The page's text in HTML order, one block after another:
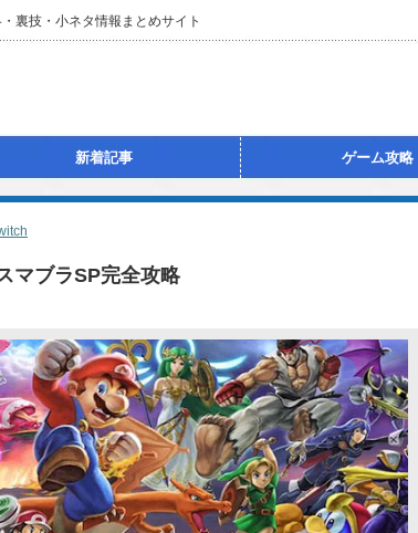
裏技・小ネタ情報まとめサイト
新着記事 ゲーム攻略
マブラSP完全攻略